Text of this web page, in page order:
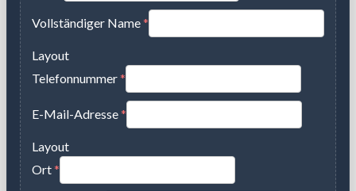
Vollständiger Name*
Layout
Telefonnummer*
E-Mail-Adresse*
Layout
Ort*